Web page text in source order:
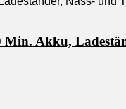
Akku,